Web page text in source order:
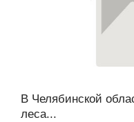
В Челябинской
леса...